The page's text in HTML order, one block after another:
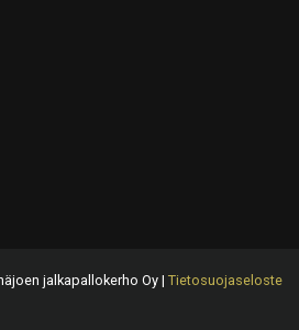
jalkapallokerho Oy | Tietosuojaseloste